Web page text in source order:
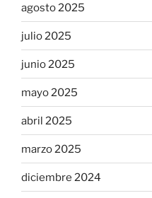
agosto 2025
julio 2025
junio 2025
mayo 2025
abril 2025
marzo 2025
diciembre 2024